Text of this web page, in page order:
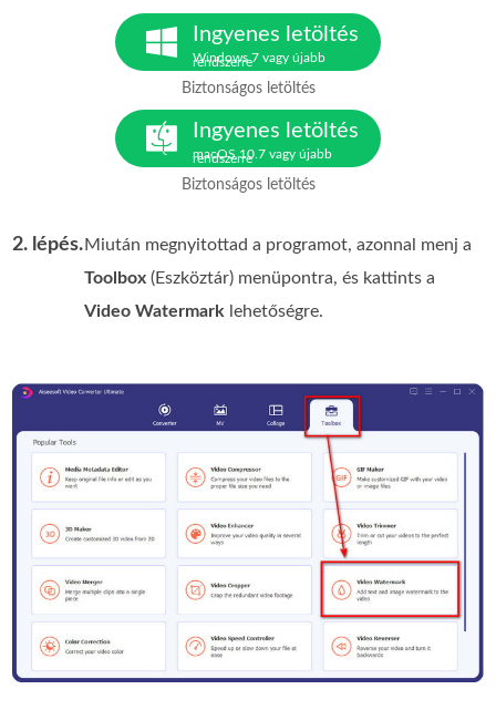
Ingyenes letöltés
Windows 7 vagy újabb
rendszerre
Biztonságos letöltés
Ingyenes letöltés
macOS 10.7 vagy újabb
rendszerre
Biztonságos letöltés
2. lépés.Miután megnyitottad a programot, azonnal menj a
Toolbox (Eszköztár) menüpontra, és kattints a
Video Watermark lehetőségre.